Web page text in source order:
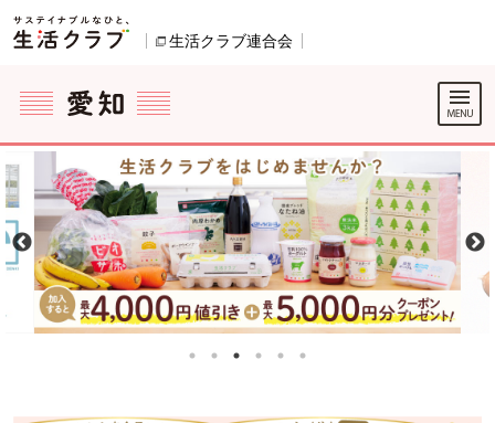
ページの先頭です。
生活クラブ連合会
ここからサイト内共通メニューです。
サイト内共通メニューをスキップする
サイト内共通メニューここまで。